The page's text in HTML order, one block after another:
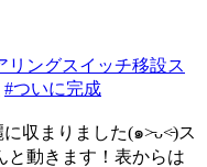
リングスイッチ移設ス
#ついに完成
収まりました(๑˃̵ᴗ˂̵)ス
と動きます！表からは